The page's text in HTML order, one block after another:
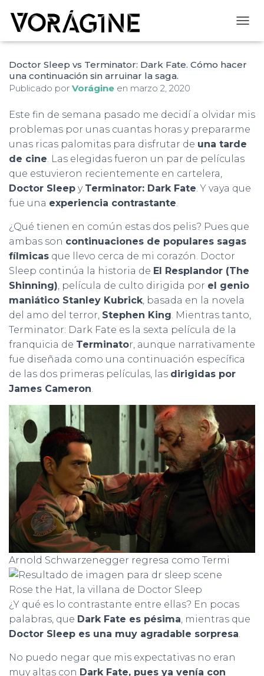
Doctor Sleep vs Terminator: Dark Fate. Cómo hacer
una continuación sin arruinar la saga.
Publicado por Vorágine en marzo 2, 2020
Este fin de semana pasado me decidí a olvidar mis
problemas por unas cuantas horas y prepararme
unas ricas palomitas para disfrutar de una tarde
de cine. Las elegidas fueron un par de películas
que estuvieron recientemente en cartelera,
Doctor Sleep y Terminator: Dark Fate. Y vaya que
fue una experiencia contrastante.
¿Qué tienen en común estas dos pelis? Pues que
ambas son continuaciones de populares sagas
fílmicas que llevo cerca de mi corazón. Doctor
Sleep continúa la historia de El Resplandor (The
Shinning), película de culto dirigida por el genio
maniático Stanley Kubrick, basada en la novela
del amo del terror, Stephen King. Mientras tanto,
Terminator: Dark Fate es la sexta película de la
franquicia de Terminator, aunque narrativamente
fue diseñada como una continuación específica
de las dos primeras películas, las dirigidas por
James Cameron.
Arnold Schwarzenegger regresa como Termi
Rose the Hat, la villana de Doctor Sleep
¿Y qué es lo contrastante entre ellas? En pocas
palabras, que Dark Fate es pésima, mientras que
Doctor Sleep es una muy agradable sorpresa.
No puedo negar que mis expectativas no eran
muy altas con Dark Fate, pues ya venía con